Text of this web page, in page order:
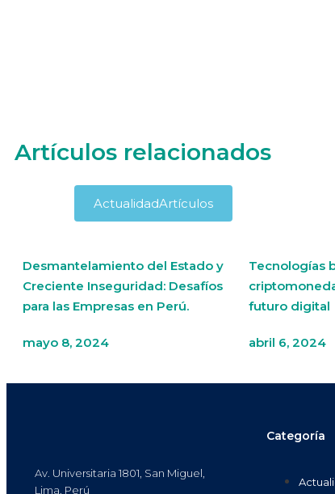
Artículos relacionados
ActualidadArtículos
Desmantelamiento del Estado y
Creciente Inseguridad: Desafíos
para las Empresas en Perú.
mayo 8, 2024
Tecnologías
futuro digital
abril 6, 2024
Av. Universitaria 1801, San Miguel,
Lima, Perú
Categoría